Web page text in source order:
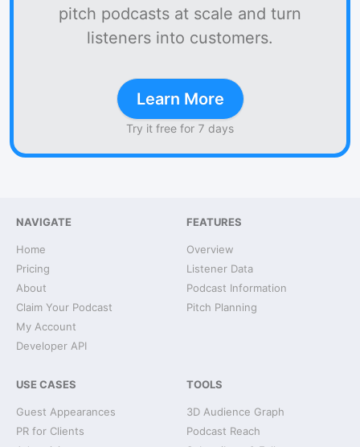
pitch podcasts at scale and turn
listeners into customers.
Learn More
Try it free for 7 days
NAVIGATE
Home
Pricing
About
Claim Your Podcast
My Account
Developer API
FEATURES
Overview
Listener Data
Podcast Information
Pitch Planning
USE CASES
Guest Appearances
PR for Clients
TOOLS
3D Audience Graph
Podcast Reach